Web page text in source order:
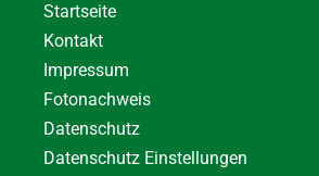
Startseite
Kontakt
Impressum
Fotonachweis
Datenschutz
Datenschutz Einstellungen